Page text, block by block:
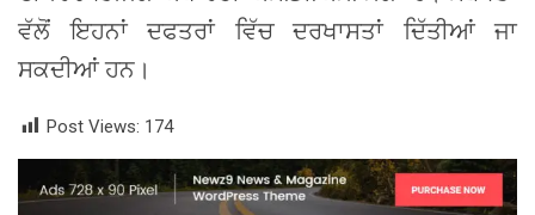
ਵੱਲੋਂ ਇਹਨਾਂ ਦਫਤਰਾਂ ਵਿੱਚ ਦਰਖਾਸਤਾਂ ਦਿੱਤੀਆਂ ਜਾ
ਸਕਦੀਆਂ ਹਨ।
Post Views: 174